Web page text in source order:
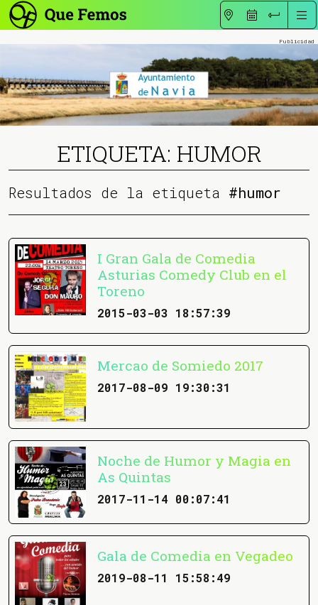
ETIQUETA: HUMOR
Resultados de la etiqueta #humor
I Gran Gala de Comedia
Asturias Comedy Club en el
Toreno
2015-03-03 18:57:39
Mercao de Somiedo 2017
2017-08-09 19:30:31
Noche de Humor y Magia en
As Quintas
2017-11-14 00:07:41
Gala de Comedia en Vegadeo
2019-08-11 15:58:49